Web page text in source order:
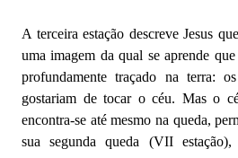
A terceira estação descreve Jesus
uma imagem da qual se aprende
profundamente traçado na terra:
gostariam de tocar o céu. Mas o
encontra-se até mesmo na queda,
sua segunda queda (VII